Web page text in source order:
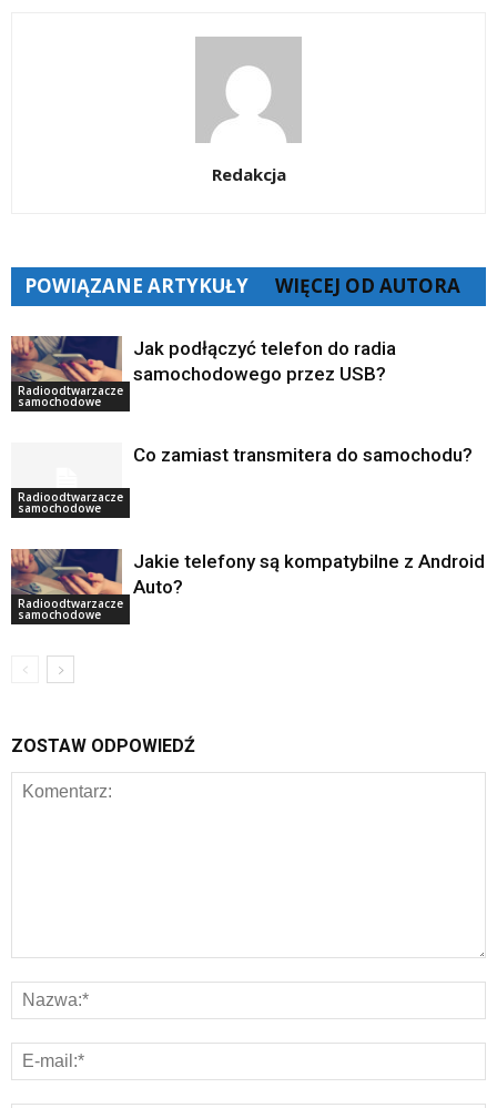
Redakcja
POWIĄZANE ARTYKUŁY WIĘCEJ OD AUTORA
Radioodtwarzacze
samochodowe
Jak podłączyć telefon do radia
samochodowego przez USB?
Radioodtwarzacze
samochodowe
Co zamiast transmitera do samochodu?
Radioodtwarzacze
samochodowe
Jakie telefony są kompatybilne z Android
Auto?
ZOSTAW ODPOWIEDŹ